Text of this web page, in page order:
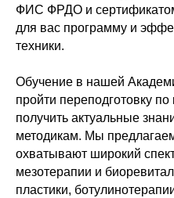
ФИС ФРДО и
для вас программу и
техники.
Обучение в нашей
пройти переподготовку
получить актуальные
методикам. Мы
охватывают широкий
мезотерапии и
пластики,